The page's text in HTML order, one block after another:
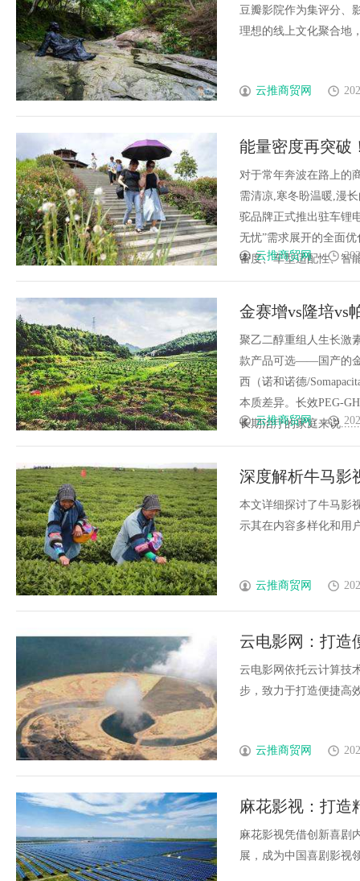
台
豆瓣影院作为集评分、
理想的线上文化聚合地
云推商贸网
能量密度再突破
对于常年奔波在路上的
需清凉,寒冬盼温暖,漫
驼品牌正式推出驻车锂
无忧”需求展开的全面
密度、车型适配性、智
云推商贸网
金赛增vs隆培vs
比：技术路线抗
聚乙二醇重组人生长激
款产品可选——国产的金
西（诺和诺德/
本质差异。长效PEG-
长期治疗的家庭来说
云推商贸网
深度解析牛马影
本文详细探讨了牛马影
示其在内容多样化和用
云推商贸网
云电影网：打造
云电影网依托云计算技
步，致力于打造便捷高
云推商贸网
麻花影视：打造
麻花影视凭借创新喜剧
展，成为中国喜剧影视